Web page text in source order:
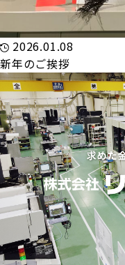
2026.01.08
新年のご挨拶